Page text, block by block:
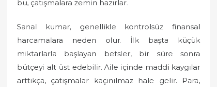
bu, çatışmalara zemin hazırlar.
Sanal kumar, genellikle kontrolsüz finansal
harcamalara neden olur. İlk başta küçük
miktarlarla başlayan betsler, bir süre sonra
bütçeyi alt üst edebilir. Aile içinde maddi kaygılar
arttıkça, çatışmalar kaçınılmaz hale gelir. Para,